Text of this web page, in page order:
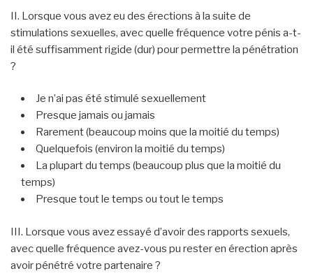
II. Lorsque vous avez eu des érections à la suite de
stimulations sexuelles, avec quelle fréquence votre pénis a-t-
il été suffisamment rigide (dur) pour permettre la pénétration
?
Je n’ai pas été stimulé sexuellement
Presque jamais ou jamais
Rarement (beaucoup moins que la moitié du temps)
Quelquefois (environ la moitié du temps)
La plupart du temps (beaucoup plus que la moitié du
temps)
Presque tout le temps ou tout le temps
III. Lorsque vous avez essayé d’avoir des rapports sexuels,
avec quelle fréquence avez-vous pu rester en érection après
avoir pénétré votre partenaire ?